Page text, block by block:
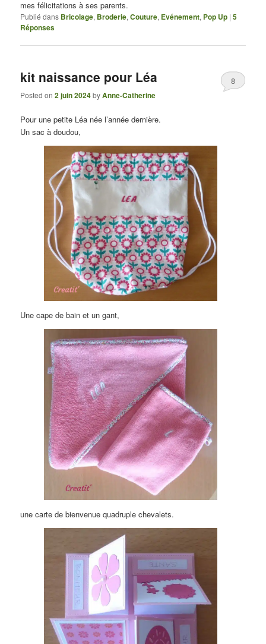
mes félicitations à ses parents.
Publié dans Bricolage, Broderie,Couture, Evénement, Pop Up |5
Réponses
kit naissance pour Léa
Posted on2 juin 2024byAnne-Catherine
8
Pour une petite Léa née l’année dernière.
Un sac à doudou,
Une cape de bain et un gant,
une carte de bienvenue quadruple chevalets.